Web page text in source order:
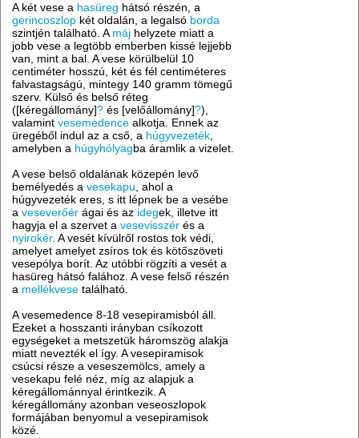
A két vese a hasüreg hátsó részén, a
gerincoszlop két oldalán, a legalsó borda
szintjén található. A máj helyzete miatt a
jobb vese a legtöbb emberben kissé lejjebb
van, mint a bal. A vese körülbelül 10
centiméter hosszú, két és fél centiméteres
falvastagságú, mintegy 140 gramm tömegű
szerv. Külső és belső réteg
([kéregállomány]? és [velőállomány]?),
valamintvesemedence alkotja. Ennek az
üregéből indul az a cső, a húgyvezeték
amelyben a húgyhólyagba áramlik a vizelet.
A vese belső oldalának közepén levő
bemélyedés avesekapu , ahol a
húgyvezeték eres, s itt lépnek be a vesébe
aveseverőér ágai és az idegek, illetve itt
hagyja el a szervet avesevisszér és a
nyirokér. A vesét kívülről rostos tok védi,
amelyet amelyet zsíros tok és kötőszöveti
vesepólya borít. Az utóbbi rögzíti a vesét a
hasüreg hátsó falához. A vese felső részén
a mellékvese található.
A vesemedence 8-18 vesepiramisból áll.
Ezeket a hosszanti irányban csíkozott
egységeket a metszetük háromszög alakja
miatt nevezték el így. A vesepiramisok
csúcsi része a veseszemölcs, amely a
vesekapu felé néz, míg az alapjuk a
kéregállománnyal érintkezik. A
kéregállomány azonban veseoszlopok
formájában benyomul a vesepiramisok
közé.